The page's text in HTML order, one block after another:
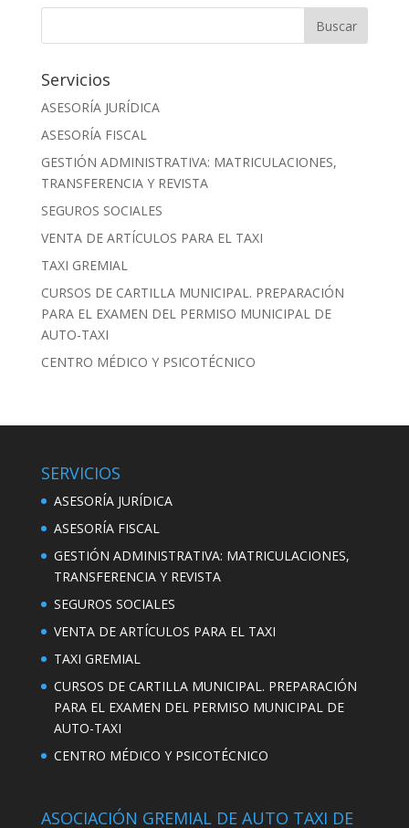
Servicios
ASESORÍA JURÍDICA
ASESORÍA FISCAL
GESTIÓN ADMINISTRATIVA: MATRICULACIONES,
TRANSFERENCIA Y REVISTA
SEGUROS SOCIALES
VENTA DE ARTÍCULOS PARA EL TAXI
TAXI GREMIAL
CURSOS DE CARTILLA MUNICIPAL. PREPARACIÓN
PARA EL EXAMEN DEL PERMISO MUNICIPAL DE
AUTO-TAXI
CENTRO MÉDICO Y PSICOTÉCNICO
SERVICIOS
ASESORÍA JURÍDICA
ASESORÍA FISCAL
GESTIÓN ADMINISTRATIVA: MATRICULACIONES,
TRANSFERENCIA Y REVISTA
SEGUROS SOCIALES
VENTA DE ARTÍCULOS PARA EL TAXI
TAXI GREMIAL
CURSOS DE CARTILLA MUNICIPAL. PREPARACIÓN
PARA EL EXAMEN DEL PERMISO MUNICIPAL DE
AUTO-TAXI
CENTRO MÉDICO Y PSICOTÉCNICO
ASOCIACIÓN GREMIAL DE AUTO TAXI DE